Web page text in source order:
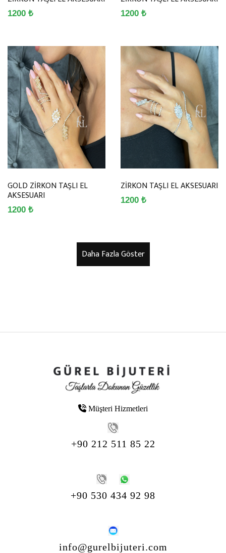
1200 ₺ 1200 ₺
GOLD ZİRKON TAŞLI EL
AKSESUARI
1200 ₺
ZİRKON TAŞLI EL AKSESUARI
1200 ₺
Müşteri Hizmetleri
+90 212 511 85 22
+90 530 434 92 98
info@gurelbijuteri.com